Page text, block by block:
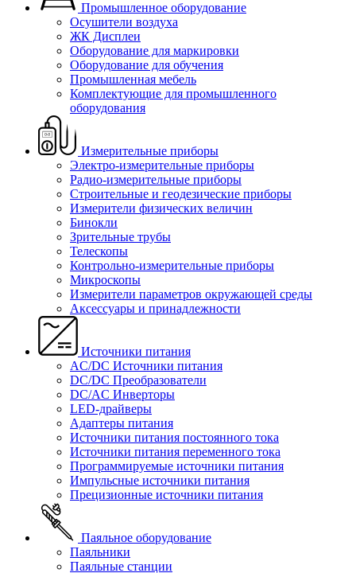
Промышленное оборудование
Осушители воздуха
ЖК Дисплеи
Оборудование для маркировки
Оборудование для обучения
Промышленная мебель
Комплектующие для промышленного
оборудования
Измерительные приборы
Электро-измерительные приборы
Радио-измерительные приборы
Строительные и геодезические приборы
Измерители физических величин
Бинокли
Зрительные трубы
Телескопы
Контрольно-измерительные приборы
Микроскопы
Измерители параметров окружающей среды
Аксессуары и принадлежности
Источники питания
AC/DC Источники питания
DC/DC Преобразователи
DC/AC Инверторы
LED-драйверы
Адаптеры питания
Источники питания постоянного тока
Источники питания переменного тока
Программируемые источники питания
Импульсные источники питания
Прецизионные источники питания
Паяльное оборудование
Паяльники
Паяльные станции